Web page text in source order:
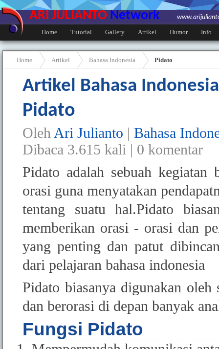
ARI JULIANTO Network
Home
Tutorial Gallery Artikel Humor Info
Home Artikel Bahasa Indonesia Pidato
Artikel Bahasa Indonesia
Pidato
Oleh Ari Julianto | Bahasa
Dibaca 3.615 kali | 0 komentar
Pidato adalah sebuah
orasi guna menyatakan
tentang suatu hal.Pidato
memberikan orasi - orasi dan
yang penting dan patut
dari pelajaran bahasa indonesia
Pidato biasanya digunakan
dan berorasi di depan banyak
Fungsi Pidato